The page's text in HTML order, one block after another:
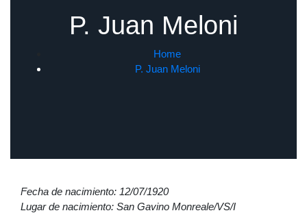
P. Juan Meloni
Home
P. Juan Meloni
Fecha de nacimiento: 12/07/1920
Lugar de nacimiento: San Gavino Monreale/VS/I